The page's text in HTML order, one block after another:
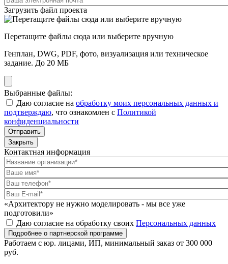
Загрузить файл проекта
Перетащите файлы сюда или выберите вручную
Генплан, DWG, PDF, фото, визуализация или техническое
задание. До 20 МБ
Выбранные файлы:
Даю согласие на обработку моих персональных данных и
подтверждаю, что ознакомлен с Политикой
конфиденциальности
Отправить
Закрыть
Контактная информация
«Архитектору не нужно моделировать - мы все уже
подготовили»
Даю согласие на обработку своих Персональных данных
Подробнее о партнерской программе
Работаем с юр. лицами, ИП, минимальный заказ от 300 000
руб.